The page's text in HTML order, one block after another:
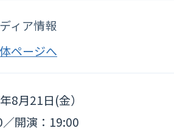
ィア情報
ページへ
8月21日(金）
／開演：19:00